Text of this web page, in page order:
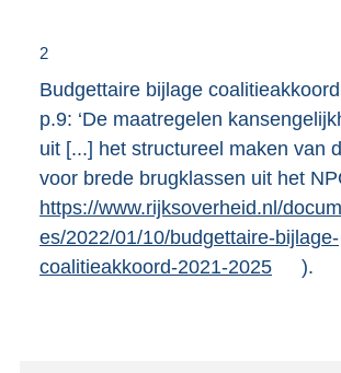
2
Budgettaire bijlage
p.9: ‘De maatregelen
uit [...] het structureel maken van
voor brede brugklassen uit het
https://www.rijksoverheid.nl/
es/2022/01/10/budgettaire-bijlage-
coalitieakkoord-2021-2025
).